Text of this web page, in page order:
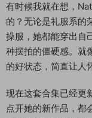
有时候我就在想，
的？无论是礼服系的
操服，她都能穿出自
种摆拍的僵硬感。就
的好状态，简直让人
现在这套合集已经更
点开她的新作品，都